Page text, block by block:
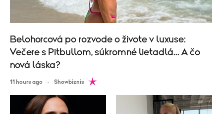
Belohorcová po rozvode o živote v luxuse:
Večere s Pitbullom, súkromné lietadlá... A čo
nová láska?
11 hours ago Showbiznis